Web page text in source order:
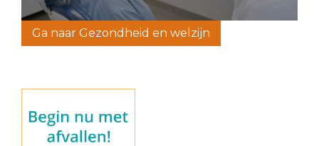
Ga naar Gezondheid en welzijn